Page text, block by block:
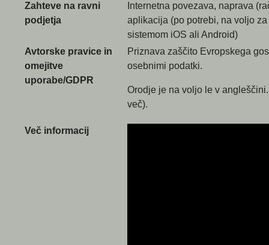
Zahteve na ravni
podjetja
Internetna povezava, naprava
aplikacija (po potrebi, na voljo
sistemom iOS ali Android)
Avtorske pravice in
omejitve
uporabe/GDPR
Priznava zaščito Evropskega
osebnimi podatki.
Orodje je na voljo le v
več).
Več informacij